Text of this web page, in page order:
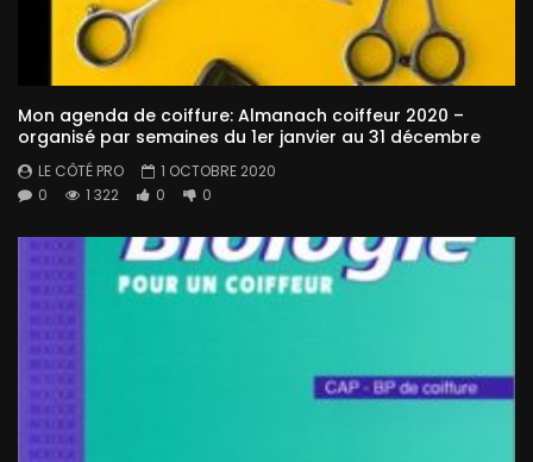
Mon agenda de coiffure: Almanach coiffeur 2020 –
organisé par semaines du 1er janvier au 31 décembre
LE CÔTÉ PRO
1 OCTOBRE 2020
0
1 322 0 0